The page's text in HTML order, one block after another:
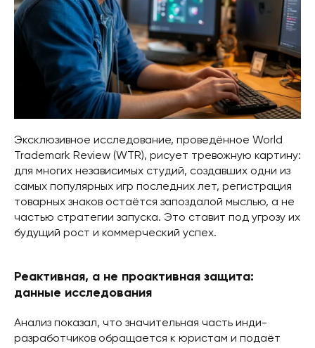
Эксклюзивное исследование, проведённое World
Trademark Review (WTR), рисует тревожную картину:
для многих независимых студий, создавших одни из
самых популярных игр последних лет, регистрация
товарных знаков остаётся запоздалой мыслью, а не
частью стратегии запуска. Это ставит под угрозу их
будущий рост и коммерческий успех.
Реактивная, а не проактивная защита:
данные исследования
Анализ показал, что значительная часть инди-
разработчиков обращается к юристам и подаёт